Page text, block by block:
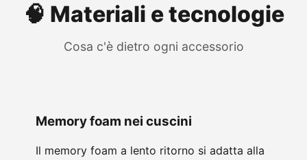
🧠 Materiali e tecnologie
Cosa c'è dietro ogni accessorio
Memory foam nei cuscini
Il memory foam a lento ritorno si adatta alla